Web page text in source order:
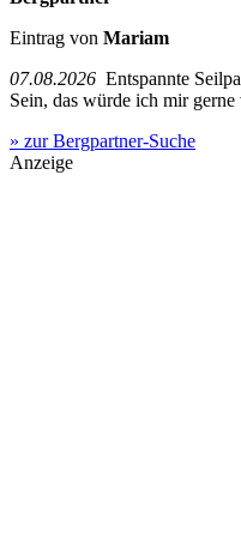
Eintrag von Mariam
07.08.2026 Entspannte
Sein, das würde ich mir
» zur Bergpartner-Suche
Anzeige